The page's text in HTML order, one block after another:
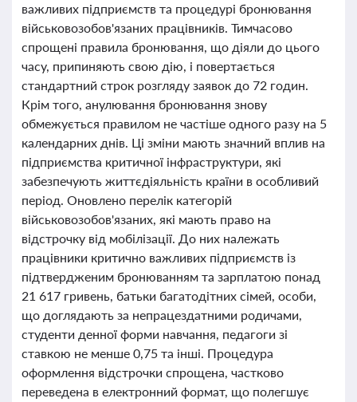
важливих підприємств та процедурі бронювання
військовозобов'язаних працівників. Тимчасово
спрощені правила бронювання, що діяли до цього
часу, припиняють свою дію, і повертається
стандартний строк розгляду заявок до 72 годин.
Крім того, анулювання бронювання знову
обмежується правилом не частіше одного разу на 5
календарних днів. Ці зміни мають значний вплив на
підприємства критичної інфраструктури, які
забезпечують життєдіяльність країни в особливий
період. Оновлено перелік категорій
військовозобов'язаних, які мають право на
відстрочку від мобілізації. До них належать
працівники критично важливих підприємств із
підтвердженим бронюванням та зарплатою понад
21 617 гривень, батьки багатодітних сімей, особи,
що доглядають за непрацездатними родичами,
студенти денної форми навчання, педагоги зі
ставкою не менше 0,75 та інші. Процедура
оформлення відстрочки спрощена, частково
переведена в електронний формат, що полегшує